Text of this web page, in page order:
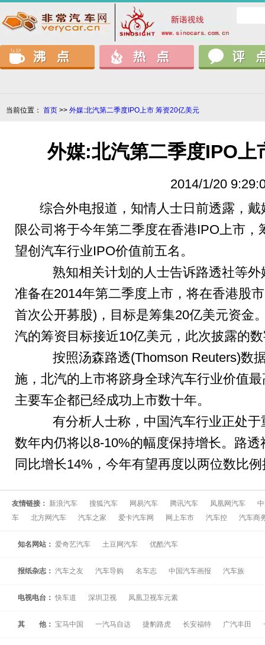
当前位置： 首页 >> 外媒:北汽第二季度IPO上市 筹资20亿美元
外媒:北汽第二季度IPO上
2014/1/20
综合外电报道，知情人士日前透露，戴
限公司将于今年第二季度在香港IPO上市
望创汽车行业IPO价值前五名。
熟知相关计划的人士告诉路透社等外
准备在2014年第二季度上市，将在香港股
首次公开募股)，目标是筹集20亿美元资金
汽的筹资目标接近10亿美元，此次披露的
按照汤森路透(Thomson Reuters)数
施，北汽的上市将跻身全球汽车行业价值
主要车企都已经成功上市数十年。
有分析人士称，中国汽车行业正处于
数年内仍将以8-10%的幅度保持增长。路
同比增长14%，今年有望再度以两位数比
友情链接： 新浪汽车 搜狐汽车 网易汽车 腾讯汽车 凤凰网汽车
车
北方网汽车 汽车之家 爱卡汽车网 网上车市 汽车控 汽车商
知名网站： 爱奇艺汽车 土豆网汽车 优酷汽车
报纸杂志： 汽车之友 汽车导购 名车志 中国汽车画报 汽车族
电视电台： 快车道 深圳卫视 凤凰卫视车元素
其 他： 宝马中国 一汽马自达 捷豹路虎 长安福特 广汽丰田